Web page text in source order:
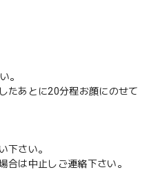
。
たあとに20分程お顔にのせて
さい。
は中止しご連絡下さい。